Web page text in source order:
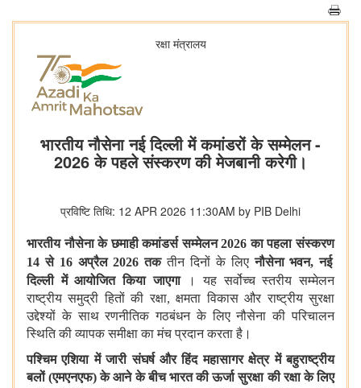
रक्षा मंत्रालय
भारतीय नौसेना नई दिल्ली में कमांडरों के सम्मेलन -
2026 के पहले संस्करण की मेजबानी करेगी।
प्रविष्टि तिथि: 12 APR 2026 11:30AM by PIB Delhi
भारतीय नौसेना के छमाही कमांडर्स सम्मेलन2026का पहला संस्करण
14से 16 अप्रैल2026तक तीन दिनों के लिए नौसेना भवन,नई
दिल्ली में आयोजित किया जाएगा
। यह सर्वोच्च स्तरीय सम्मेलन
राष्ट्रीय समुद्री हितों की रक्षा, क्षमता विकास और राष्ट्रीय सुरक्षा
उद्देश्यों के साथ रणनीतिक गठबंधन के लिए नौसेना की परिचालन
स्थिति की व्यापक समीक्षा का मंच प्रदान करता है।
पश्चिम एशिया में जारी संघर्ष और हिंद महासागर क्षेत्र में बहुराष्ट्रीय
बलों (एमएनएफ) के आने के बीच भारत की ऊर्जा सुरक्षा की रक्षा के लिए